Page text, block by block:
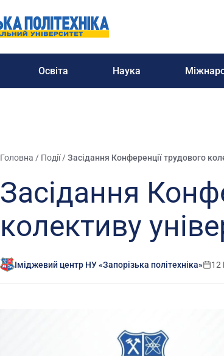
Освіта Наука
Головна / Події/Засідання Конференції трудового
Засідання
колективу
Іміджевий центр НУ «Запорізька політехніка» 12